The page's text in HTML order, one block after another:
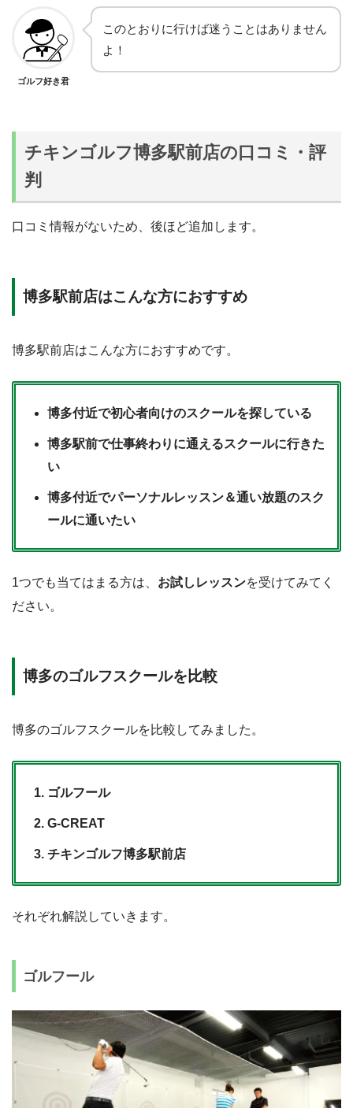
博多口方面（西口）のバスターミナルに向かう
楽天のビル前の横断歩道を渡る
プラが見える
ポプラから20m進んだところの博多マルイトビル
5Fに博多駅前店がある
ゴルフ好き君
このとおりに行けば迷うことはありません
よ！
チキンゴルフ博多駅前店の口コミ・評
判
口コミ情報がないため、後ほど追加します。
博多駅前店はこんな方におすすめ
博多駅前店はこんな方におすすめです。
博多付近で初心者向けのスクールを探している
博多駅前で仕事終わりに通えるスクールに行きた
い
博多付近でパーソナルレッスン＆通い放題のスク
ールに通いたい
1つでも当てはまる方は、 お試しレッスンを受けてみてく
ださい。
博多のゴルフスクールを比較
博多のゴルフスクールを比較してみました。
ゴルフール
G-CREAT
チキンゴルフ博多駅前店
それぞれ解説していきます。
ゴルフール